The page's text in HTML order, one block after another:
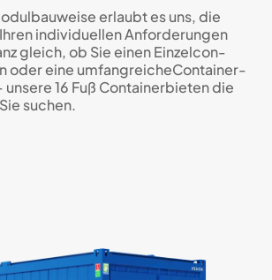
erlaubt es uns, die
indi­vi­du­ellen An­forde­rungen
gleich, ob Sie einen Einzel­con­
oder eine um­fang­reicheCon­tainer­
unsere 16 Fuß Con­tainerbieten die
suchen.